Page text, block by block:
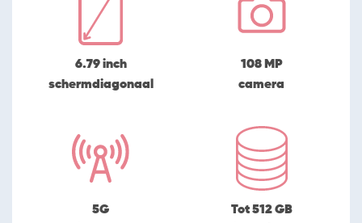
6.79 inch
schermdiagonaal
108 MP
camera
5G
Tot 512 GB